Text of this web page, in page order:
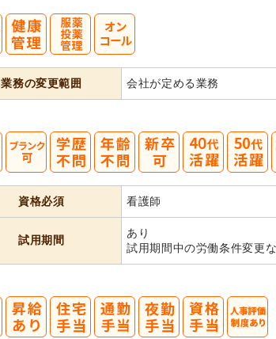
業務の変更範囲 会社が定める業務
資格必須 看護師
試用期間
あり
試用期間中の労働条件変更